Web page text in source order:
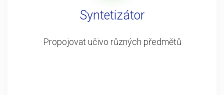
Syntetizátor
Propojovat učivo různých předmětů